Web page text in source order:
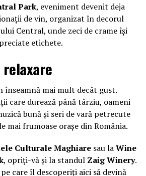
Park, eveniment devenit deja
de vin, organizat în decorul
Central, unde zeci de crame își
etichete.
relaxare
înseamnă mai mult decât gust.
care durează până târziu, oameni
bună și seri de vară petrecute
frumoase orașe din România.
Culturale Maghiaresau laWine
, opriți-vă și la standul Zaig Winery.
care îl descoperiți aici să devină